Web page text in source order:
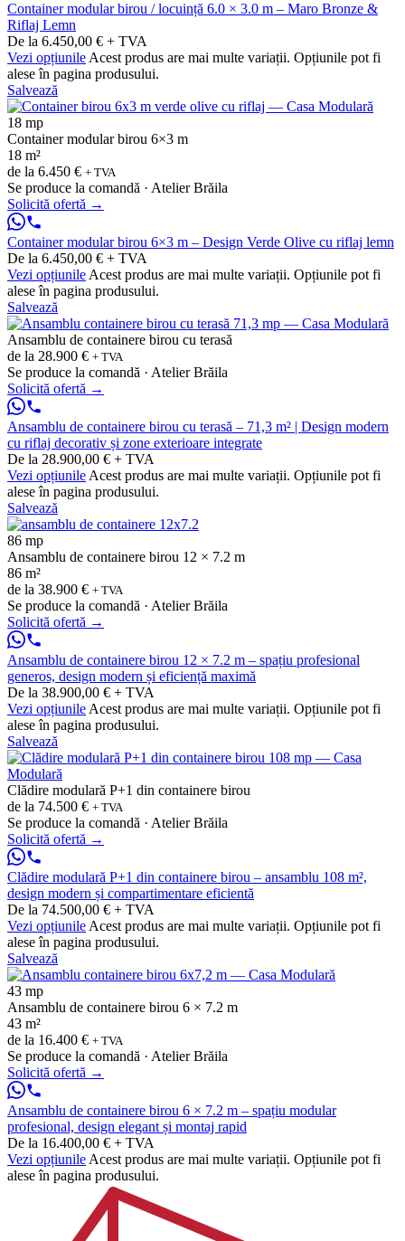
Container modular birou / locuință 6.0 × 3.0 m – Maro Bronze &
Riflaj Lemn
De la 6.450,00 € + TVA
Vezi opțiunile Acest produs are mai multe variații. Opțiunile pot fi
alese în pagina produsului.
Salvează
18 mp
Container modular birou 6×3 m
18 m²
de la 6.450 € + TVA
Se produce la comandă · Atelier Brăila
Solicită ofertă →
Container modular birou 6×3 m – Design Verde Olive cu riflaj lemn
De la 6.450,00 € + TVA
Vezi opțiunile Acest produs are mai multe variații. Opțiunile pot fi
alese în pagina produsului.
Salvează
Ansamblu de containere birou cu terasă
de la 28.900 € + TVA
Se produce la comandă · Atelier Brăila
Solicită ofertă →
Ansamblu de containere birou cu terasă – 71,3 m² | Design modern
cu riflaj decorativ și zone exterioare integrate
De la 28.900,00 € + TVA
Vezi opțiunile Acest produs are mai multe variații. Opțiunile pot fi
alese în pagina produsului.
Salvează
86 mp
Ansamblu de containere birou 12 × 7.2 m
86 m²
de la 38.900 € + TVA
Se produce la comandă · Atelier Brăila
Solicită ofertă →
Ansamblu de containere birou 12 × 7.2 m – spațiu profesional
generos, design modern și eficiență maximă
De la 38.900,00 € + TVA
Vezi opțiunile Acest produs are mai multe variații. Opțiunile pot fi
alese în pagina produsului.
Salvează
Clădire modulară P+1 din containere birou
de la 74.500 € + TVA
Se produce la comandă · Atelier Brăila
Solicită ofertă →
Clădire modulară P+1 din containere birou – ansamblu 108 m²,
design modern și compartimentare eficientă
De la 74.500,00 € + TVA
Vezi opțiunile Acest produs are mai multe variații. Opțiunile pot fi
alese în pagina produsului.
Salvează
43 mp
Ansamblu de containere birou 6 × 7.2 m
43 m²
de la 16.400 € + TVA
Se produce la comandă · Atelier Brăila
Solicită ofertă →
Ansamblu de containere birou 6 × 7.2 m – spațiu modular
profesional, design elegant și montaj rapid
De la 16.400,00 € + TVA
Vezi opțiunile Acest produs are mai multe variații. Opțiunile pot fi
alese în pagina produsului.